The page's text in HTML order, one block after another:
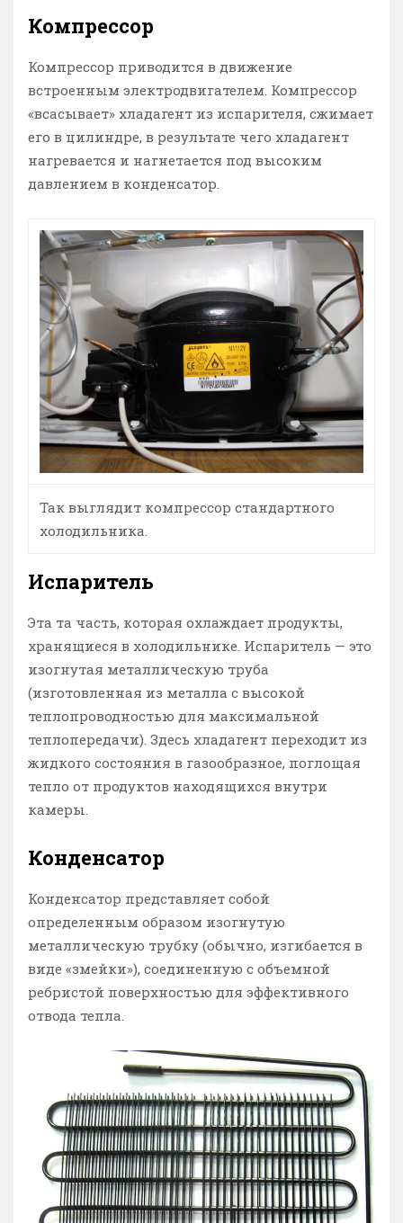
Компрессор
Компрессор приводится в движение
встроенным электродвигателем. Компрессор
«всасывает» хладагент из испарителя, сжимает
его в цилиндре, в результате чего хладагент
нагревается и нагнетается под высоким
давлением в конденсатор.
Так выглядит компрессор стандартного
холодильника.
Испаритель
Эта та часть, которая охлаждает продукты,
хранящиеся в холодильнике. Испаритель — это
изогнутая металлическую труба
(изготовленная из металла с высокой
теплопроводностью для максимальной
теплопередачи). Здесь хладагент переходит из
жидкого состояния в газообразное, поглощая
тепло от продуктов находящихся внутри
камеры.
Конденсатор
Конденсатор представляет собой
определенным образом изогнутую
металлическую трубку (обычно, изгибается в
виде «змейки»), соединенную с объемной
ребристой поверхностью для эффективного
отвода тепла.